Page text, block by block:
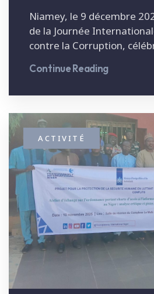
Niamey, le 9 décembre
de la Journée
contre la Corruption,
Continue Reading
ACTIVITÉ